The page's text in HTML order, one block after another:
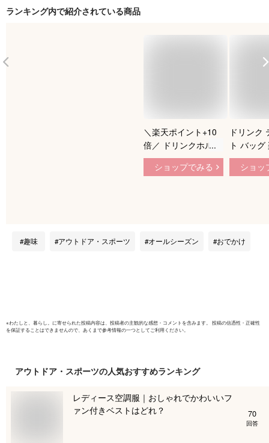
ランキング内で紹介されている商品
＼楽天ポイント+10
倍／ ドリンクホルダ
ー ドリンクストラッ
プ 2本セット カップ
ラップ スポーツ観戦
ショップでみる
ドリンク
ト バッ
バッグ タ
ーヒー
おしゃれ
ショッ
趣味 アウトドア・スポーツ オールシーズン おでかけ
※わたしと、暮らし。 に寄せられた投稿内容は、投稿者の主観的な感想・コメントを含みます。 投稿の信憑性・正確性
を保証することはできませんので、あくまで参考情報の一つとしてご利用ください。
アウトドア・スポーツの人気おすすめランキング
レディース空調服｜おしゃれでかわいいフ
ァン付きベストはどれ？
70
回答